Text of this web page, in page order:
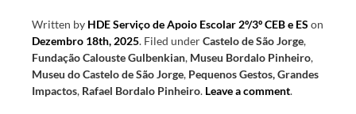
Written by HDE Serviço de Apoio Escolar 2º/3º CEB e ES on
Dezembro 18th, 2025. Filed underCastelo de São Jorge,
Fundação Calouste Gulbenkian, Museu Bordalo Pinheiro,
Museu do Castelo de São Jorge, Pequenos Gestos, Grandes
Impactos, Rafael Bordalo Pinheiro. Leave a comment.